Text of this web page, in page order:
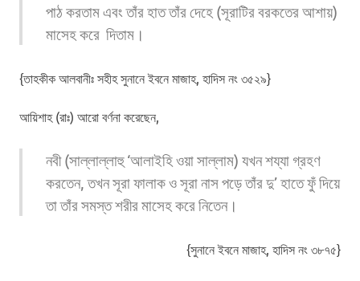
পাঠ করতাম এবং তাঁর হাত তাঁর দেহে (সূরাটির বরকতের আশায়)
মাসেহ করে দিতাম।
{তাহকীক আলবানীঃ সহীহ সুনানে ইবনে মাজাহ, হাদিস নং ৩৫২৯}
আয়িশাহ (রাঃ) আরো বর্ণনা করেছেন,
নবী (সাল্লাল্লাহু ‘আলাইহি ওয়া সাল্লাম) যখন শয্যা গ্রহণ
করতেন, তখন সূরা ফালাক ও সূরা নাস পড়ে তাঁর দু’ হাতে ফুঁ দিয়ে
তা তাঁর সমস্ত শরীর মাসেহ করে নিতেন।
{সুনানে ইবনে মাজাহ, হাদিস নং ৩৮৭৫}